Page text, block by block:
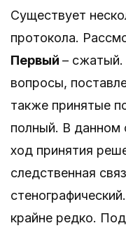
Существует
протокола.
Первый – сжатый.
вопросы,
также принятые
полный. В данном
ход принятия
следственная
крайне редко.